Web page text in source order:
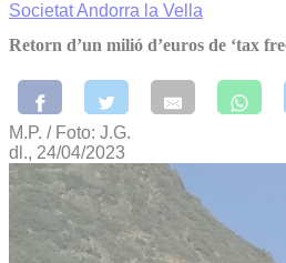
SocietatAndorra la Vella
Retorn d’un milió d’euros de ‘tax
M.P. / Foto: J.G.
dl., 24/04/2023